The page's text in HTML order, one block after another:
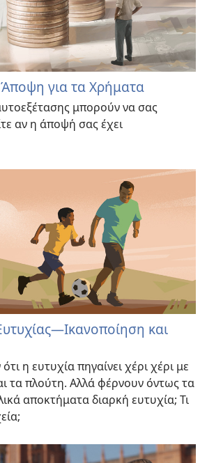
για τα Χρήματα
μπορούν να σας
αν η άποψή σας έχει
και
η ευτυχία πηγαίνει χέρι χέρι με
τα πλούτη. Αλλά φέρνουν όντως τα
αποκτήματα διαρκή ευτυχία; Τι